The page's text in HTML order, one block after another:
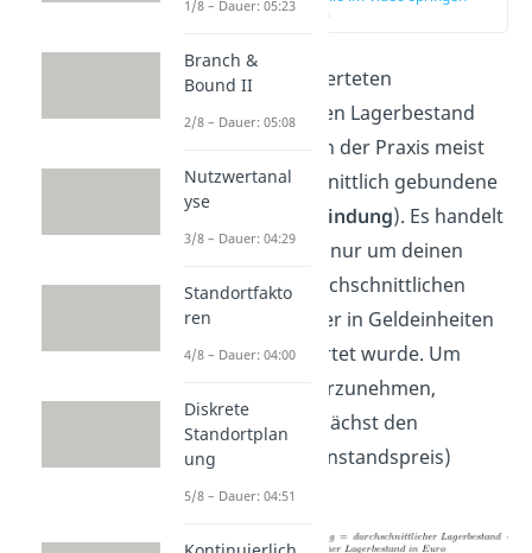
(01:41)
Den in Euro bewerteten
durchschnittlichen Lagerbestand
bezeichnest du in der Praxis meist
als das durchschnittlich gebundene
Kapital (
Kapitalbindung). Es handelt
sich also einfach nur um deinen
berechneten durchschnittlichen
Lagerbestand, der in Geldeinheiten
(wie Euro) bewertet wurde. Um
diesen Schritt vorzunehmen,
benötigst du zunächst den
Einkaufspreis (Einstandspreis)
deiner Ware.
1/8 – Dauer: 05:23
Branch &
Bound II
2/8 – Dauer: 05:08
Nutzwertanal
yse
3/8 – Dauer: 04:29
Standortfakto
ren
4/8 – Dauer: 04:00
Diskrete
Standortplan
ung
5/8 – Dauer: 04:51